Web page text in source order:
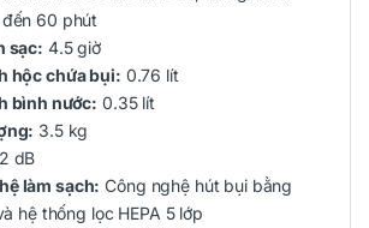
60 phút
sạc: 4.5 giờ
hộc chứa bụi: 0.76 lít
bình nước: 0.35 lít
3.5 kg
dB
làm sạch: Công nghệ hút bụi bằng
hệ thống lọc HEPA 5 lớp